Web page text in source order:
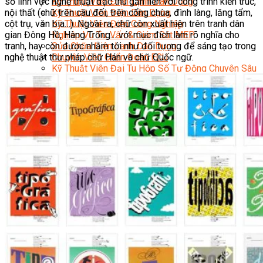
Kỹ Thuật Viên Điện Dân Dụng
Kỹ Thuật Viên Điện Công Nghiệp
Nghiệp Vụ Tư Vấn & Giám Sát MEP
Sửa Chữa Điện Lạnh Dân Dụng
Chuyên Viên Chẩn Đoán ECU
Kỹ Thuật Viên Đại Tu Hộp Số Tự Động Chuyên Sâu
Kỹ Thuật Quấn Dây Và Sửa Chữa Máy Điện
Thiết Kế Lắp Đặt Hệ Thống Điện Năng Lượng Mặt
Kỹ Thuật Viên Điện Tử Chuyên Ngành Điện – Điện
Lạnh Dân Dụng
Ngành Khác
Giám Đốc Nhân Sự Chuyên Nghiệp
Quản Lý Cấp Trung Chuyên Nghiệp
Công Nghệ Thông Tin
Chuyên Viên Quản Trị Vận Hành Hệ Thống
An Ninh Mạng (Network Security)
Chuyên Viên Quản Trị Hệ Thống Và An Ninh
Mạng
Quản Trị Hệ Thống Linux
Quản Trị Vận Hành Microsoft Azure
Data Analyst (Phân Tích Dữ Liệu)
nội thất (chữ trên câu đối, trên cổng chùa, đình làng, lăng tẩm,
cột trụ, văn bia…). Ngoài ra, chữ còn xuất hiện trên tranh dân
gian Đông Hồ, Hàng Trống… với mục đích làm rõ nghĩa cho
tranh, hay còn được nhằm tới như đối tượng để sáng tạo trong
nghệ thuật thư pháp chữ Hán và chữ Quốc ngữ.